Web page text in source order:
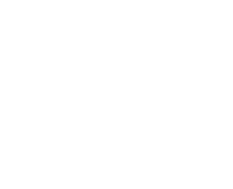
Leverbaar met autokenteken (L7e)